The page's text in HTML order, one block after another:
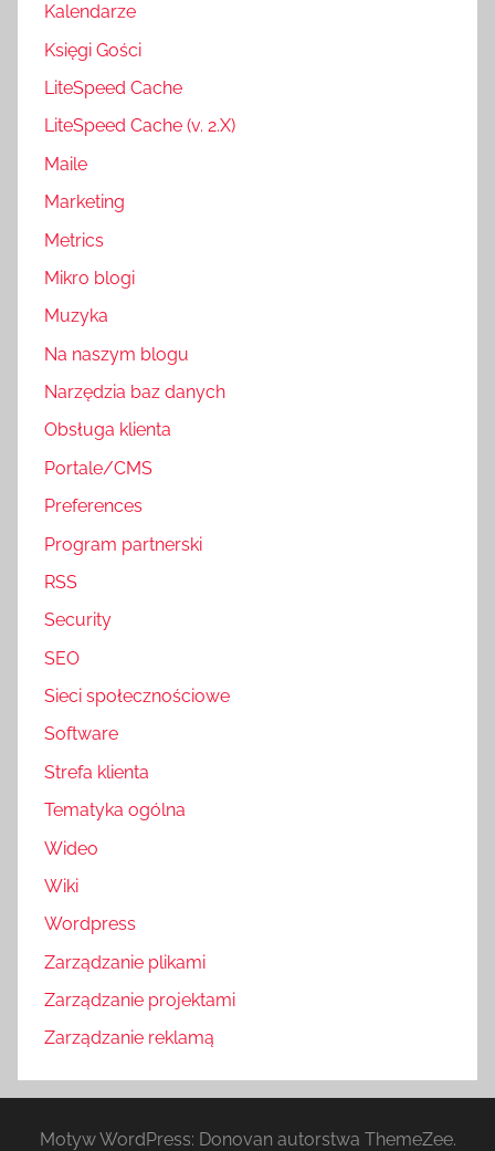
Kalendarze
Księgi Gości
LiteSpeed Cache
LiteSpeed Cache (v. 2.X)
Maile
Marketing
Metrics
Mikro blogi
Muzyka
Na naszym blogu
Narzędzia baz danych
Obsługa klienta
Portale/CMS
Preferences
Program partnerski
RSS
Security
SEO
Sieci społecznościowe
Software
Strefa klienta
Tematyka ogólna
Wideo
Wiki
Wordpress
Zarządzanie plikami
Zarządzanie projektami
Zarządzanie reklamą
Motyw WordPress: Donovan autorstwa ThemeZee.